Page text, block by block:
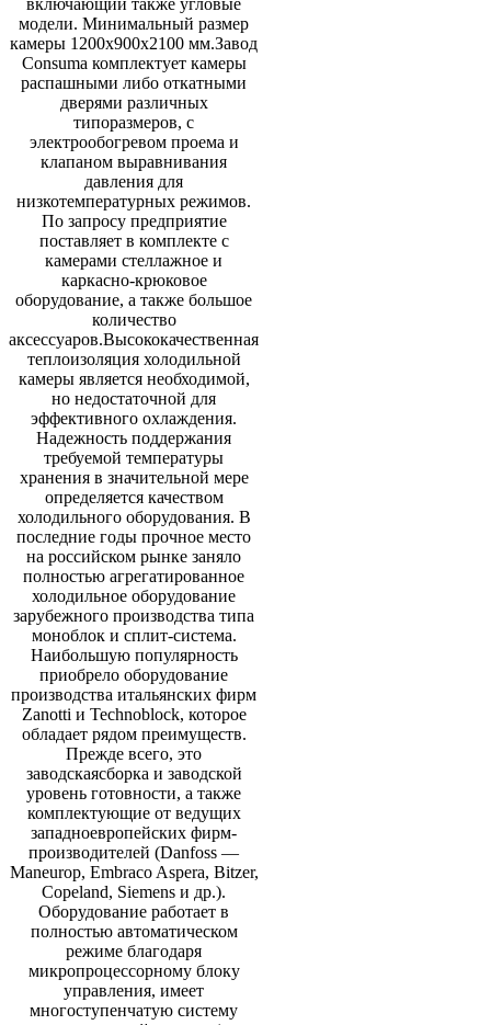
модели. Минимальный размер
камеры 1200х900х2100 мм.Завод
Consuma комплектует камеры
распашными либо откатными
дверями различных
типоразмеров, с
электрообогревом проема и
клапаном выравнивания
давления для
низкотемпературных режимов.
По запросу предприятие
поставляет в комплекте с
камерами стеллажное и
каркасно-крюковое
оборудование, а также большое
количество
аксессуаров.Высококачественная
теплоизоляция холодильной
камеры является необходимой,
но недостаточной для
эффективного охлаждения.
Надежность поддержания
требуемой температуры
хранения в значительной мере
определяется качеством
холодильного оборудования. В
последние годы прочное место
на российском рынке заняло
полностью агрегатированное
холодильное оборудование
зарубежного производства типа
моноблок и сплит-система.
Наибольшую популярность
приобрело оборудование
производства итальянских фирм
Zanotti и Technobloсk, которое
обладает рядом преимуществ.
Прежде всего, это
заводскаясборка и заводской
уровень готовности, а также
комплектующие от ведущих
западноевропейских фирм-
производителей (Danfoss —
Maneurop, Embraco Aspera, Bitzer,
Copeland, Siemens и др.).
Оборудование работает в
полностью автоматическом
режиме благодаря
микропроцессорному блоку
управления, имеет
многоступенчатую систему